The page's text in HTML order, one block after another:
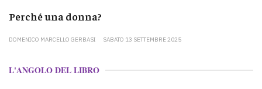
Perché una donna?
DOMENICO MARCELLO GERBASI SABATO 13 SETTEMBRE 2025
L'ANGOLO DEL LIBRO